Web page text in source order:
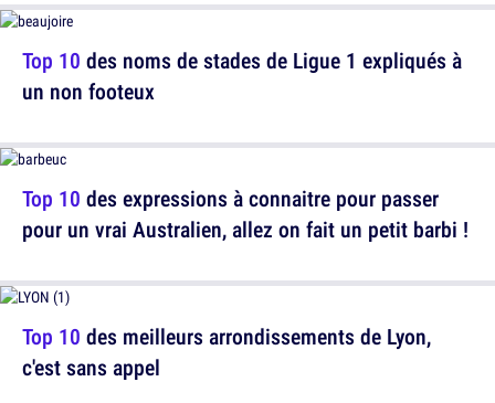
Top 10 des expressions à connaitre pour passer
pour un vrai Australien, allez on fait un petit barbi !
Top 10 des noms de stades de Ligue 1 expliqués à
un non footeux
Top 10 des meilleurs arrondissements de Lyon,
c'est sans appel